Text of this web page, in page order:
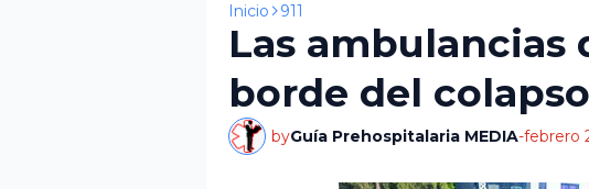
Inicio 911
Las ambulancias
borde del colapso
byGuía Prehospitalaria MEDIA-febrero